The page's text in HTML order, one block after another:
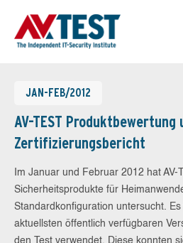
JAN-FEB/2012
AV-TEST Produktbewertung
Zertifizierungsbericht
Im Januar und Februar 2012 hat AV-
Sicherheitsprodukte für
Standardkonfiguration untersucht.
aktuellsten öffentlich verfügbaren
den Test verwendet. Diese konnten